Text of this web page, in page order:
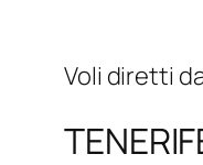
Voli diretti